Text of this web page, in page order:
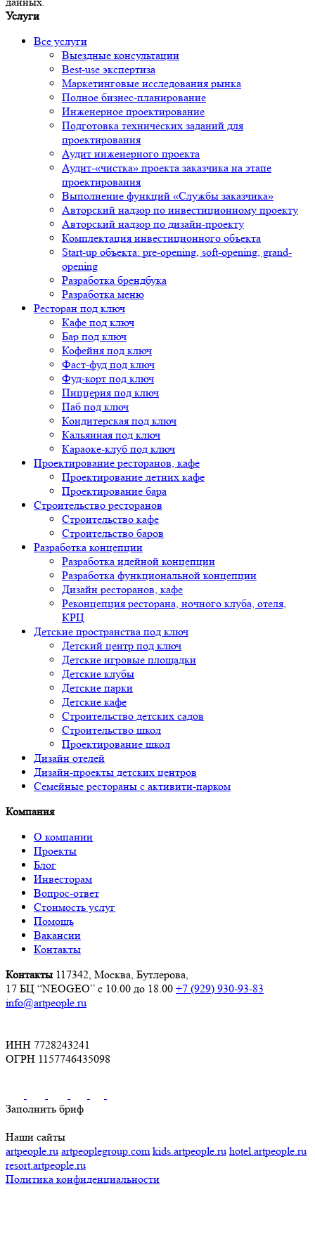
Услуги
Все услуги
Выездные консультации
Best-use экспертиза
Маркетинговые исследования рынка
Полное бизнес-планирование
Инженерное проектирование
Подготовка технических заданий для
проектирования
Аудит инженерного проекта
Аудит-«чистка» проекта заказчика на этапе
проектирования
Выполнение функций «Службы заказчика»
Авторский надзор по инвестиционному проекту
Авторский надзор по дизайн-проекту
Комплектация инвестиционного объекта
Start-up объекта: pre-opening, soft-opening, grand-
opening
Разработка брендбука
Разработка меню
Ресторан под ключ
Кафе под ключ
Бар под ключ
Кофейня под ключ
Фаст-фуд под ключ
Фуд-корт под ключ
Пиццерия под ключ
Паб под ключ
Кондитерская под ключ
Кальянная под ключ
Караоке-клуб под ключ
Проектирование ресторанов, кафе
Проектирование летних кафе
Проектирование бара
Строительство ресторанов
Строительство кафе
Строительство баров
Разработка концепции
Разработка идейной концепции
Разработка функциональной концепции
Дизайн ресторанов, кафе
Реконцепция ресторана, ночного клуба, отеля,
КРЦ
Детские пространства под ключ
Детский центр под ключ
Детские игровые площадки
Детские клубы
Детские парки
Детские кафе
Строительство детских садов
Строительство школ
Проектирование школ
Дизайн отелей
Дизайн-проекты детских центров
Семейные рестораны с активити-парком
Компания
О компании
Проекты
Блог
Инвесторам
Вопрос-ответ
Стоимость услуг
Помощь
Вакансии
Контакты
Контакты 117342, Москва, Бутлерова,
17 БЦ “NEOGEO” с 10.00 до 18.00 +7 (929) 930-93-83
info@artpeople.ru
ИНН 7728243241
ОГРН 1157746435098
Заполнить бриф
Наши сайты
artpeople.ru artpeoplegroup.com kids.artpeople.ru hotel.artpeople.ru
resort.artpeople.ru
Политика конфиденциальности